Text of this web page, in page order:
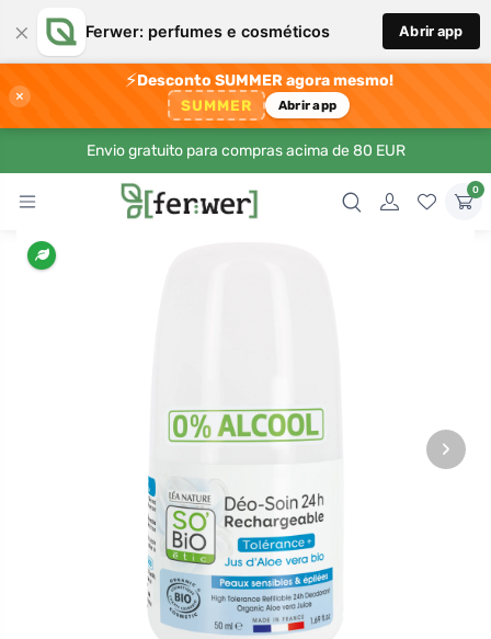
× Ferwer: perfumes e cosméticos Abrir app
×
⚡Desconto SUMMER agora mesmo!
SUMMER Abrir app
Envio gratuito para compras acima de 80 EUR
0
›